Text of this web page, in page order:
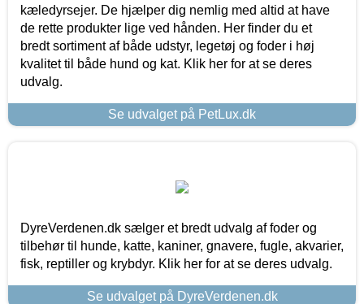
kæledyrsejer. De hjælper dig nemlig med altid at have
de rette produkter lige ved hånden. Her finder du et
bredt sortiment af både udstyr, legetøj og foder i høj
kvalitet til både hund og kat. Klik her for at se deres
udvalg.
Se udvalget på PetLux.dk
DyreVerdenen.dk sælger et bredt udvalg af foder og
tilbehør til hunde, katte, kaniner, gnavere, fugle, akvarier,
fisk, reptiller og krybdyr. Klik her for at se deres udvalg.
Se udvalget på DyreVerdenen.dk